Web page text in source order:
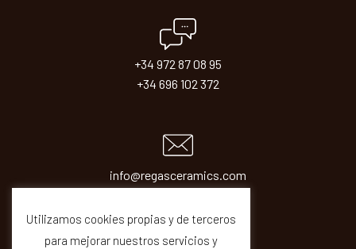
+34 972 87 08 95
+34 696 102 372
info@regasceramics.com
Utilizamos cookies propias y de terceros
para mejorar nuestros servicios y